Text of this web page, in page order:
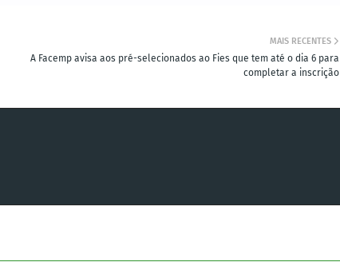
MAIS RECENTES
A Facemp avisa aos pré-selecionados ao Fies que tem até o dia 6 para
completar a inscrição